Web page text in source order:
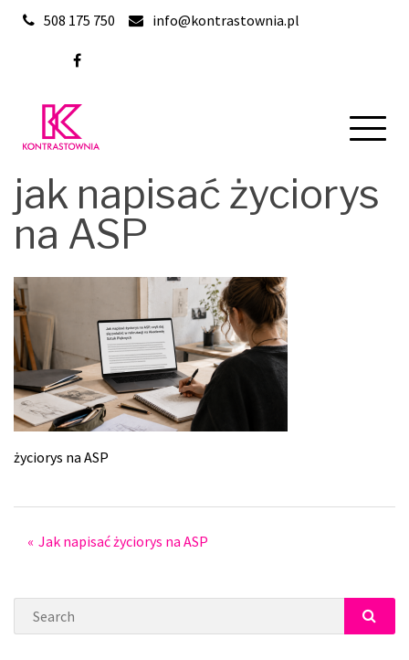
Skip
508 175 750 info@kontrastownia.pl
jak napisać życiorys
na ASP
życiorys na ASP
Post
Jak napisać życiorys na ASP
Search